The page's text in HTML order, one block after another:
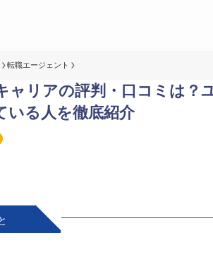
転職エージェント
ャリアの評判・口コミは？
いる人を徹底紹介